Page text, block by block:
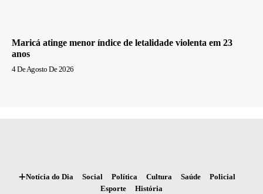
Maricá atinge menor índice de letalidade violenta em 23
anos
4 De Agosto De 2026
Notícia do Dia Social Política Cultura Saúde
Policial
Esporte
História